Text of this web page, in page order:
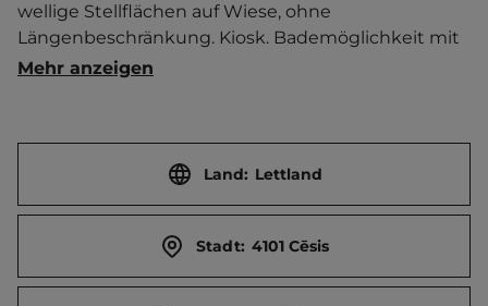
wellige Stellflächen auf Wiese, ohne
Längenbeschränkung. Kiosk. Bademöglichkeit mit
breitem Sandstrand. Hunde müssen immer an der
Mehr anzeigen
Land: Lettland
Stadt: 4101 Cēsis